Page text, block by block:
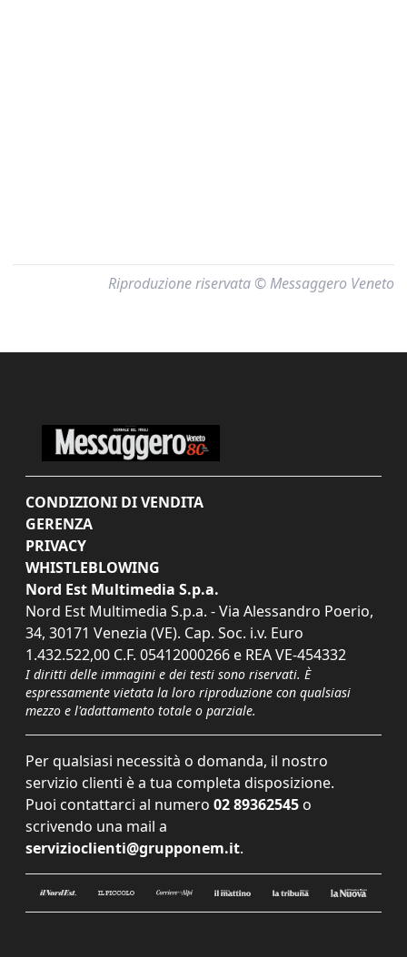
Riproduzione riservata © Messaggero Veneto
CONDIZIONI DI VENDITA
GERENZA
PRIVACY
WHISTLEBLOWING
Nord Est Multimedia S.p.a.
Nord Est Multimedia S.p.a. - Via Alessandro Poerio,
34, 30171 Venezia (VE). Cap. Soc. i.v. Euro
1.432.522,00 C.F. 05412000266 e REA VE-454332
I diritti delle immagini e dei testi sono riservati. È
espressamente vietata la loro riproduzione con qualsiasi
mezzo e l'adattamento totale o parziale.
Per qualsiasi necessità o domanda, il nostro
servizio clienti è a tua completa disposizione.
Puoi contattarci al numero 02 89362545 o
scrivendo una mail a
servizioclienti@grupponem.it.